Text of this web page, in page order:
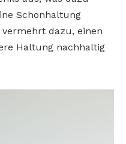
Schonhaltung
dazu, einen
Haltung nachhaltig